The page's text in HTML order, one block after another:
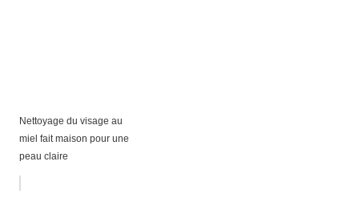
Nettoyage du visage au
miel fait maison pour une
peau claire